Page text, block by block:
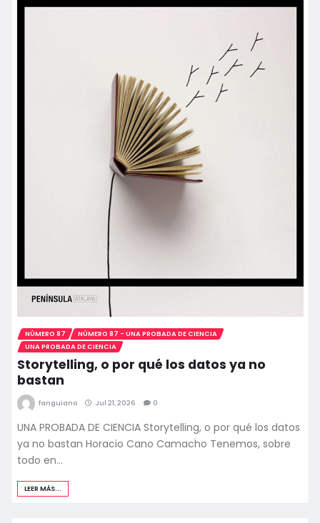
NÚMERO 87
NÚMERO 87 - UNA PROBADA DE CIENCIA
UNA PROBADA DE CIENCIA
Storytelling, o por qué los datos ya no
bastan
fanguiano Jul 21, 2026 0
UNA PROBADA DE CIENCIA Storytelling, o por qué los datos
ya no bastan Horacio Cano Camacho Tenemos, sobre
todo en…
LEER MÁS...